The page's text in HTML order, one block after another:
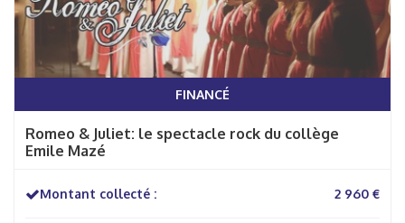
FINANCÉ
Romeo & Juliet: le spectacle rock du collège
Emile Mazé
Montant collecté : 2 960 €